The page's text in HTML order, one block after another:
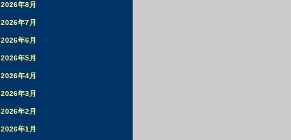
2026年8月
2026年7月
2026年6月
2026年5月
2026年4月
2026年3月
2026年2月
2026年1月